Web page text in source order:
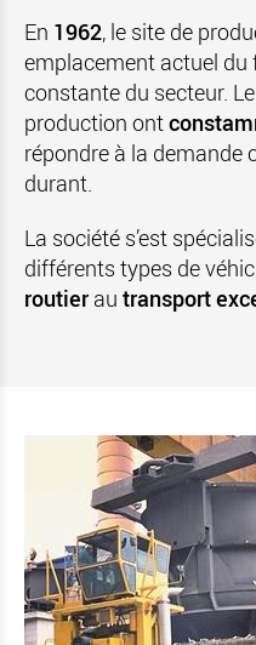
En 1962, le site de
emplacement actuel du
constante du secteur.
production ont
répondre à la demande
durant.
La société s’est
différents types de
routier au transport